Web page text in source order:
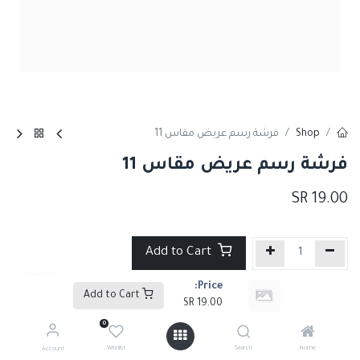
Price:
19.00
Home
Search
0
Wishlist
Account
Shop فرشة رسم عريض مقاس 11
فرشة رسم عريض مقاس 11
19.00
Add to Cart
إضافة إلى قائمة الأمنيات